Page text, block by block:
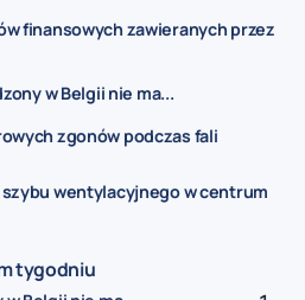
finansowych zawieranych przez
w Belgii nie ma...
zgonów podczas fali
szybu wentylacyjnego w centrum
tygodniu